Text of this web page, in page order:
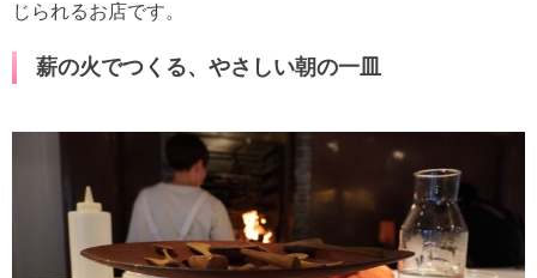
じられるお店です。
薪の火でつくる、やさしい朝の一皿